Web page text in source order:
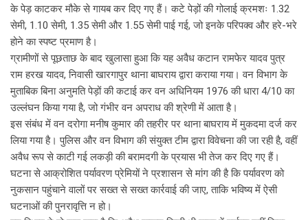
के पेड़ काटकर मौके से गायब कर दिए गए हैं। कटे पेड़ों की गोलाई क्रमशः 1.32
सेमी, 1.10 सेमी, 1.35 सेमी और 1.55 सेमी पाई गई, जो इनके परिपक्व और हरे-भरे
होने का स्पष्ट प्रमाण है।
ग्रामीणों से पूछताछ के बाद खुलासा हुआ कि यह अवैध कटान रामफेर यादव पुत्र
राम हरख यादव, निवासी खारगापुर थाना बाघराय द्वारा कराया गया। वन विभाग के
मुताबिक बिना अनुमति पेड़ों की कटाई कर वन अधिनियम 1976 की धारा 4/10 का
उल्लंघन किया गया है, जो गंभीर वन अपराध की श्रेणी में आता है।
इस संबंध में वन दरोगा मनीष कुमार की तहरीर पर थाना बाघराय में मुकदमा दर्ज कर
लिया गया है। पुलिस और वन विभाग की संयुक्त टीम द्वारा विवेचना की जा रही है, वहीं
अवैध रूप से काटी गई लकड़ी की बरामदगी के प्रयास भी तेज कर दिए गए हैं।
घटना से आक्रोशित पर्यावरण प्रेमियों ने प्रशासन से मांग की है कि पर्यावरण को
नुकसान पहुंचाने वालों पर सख्त से सख्त कार्रवाई की जाए, ताकि भविष्य में ऐसी
घटनाओं की पुनरावृत्ति न हो।